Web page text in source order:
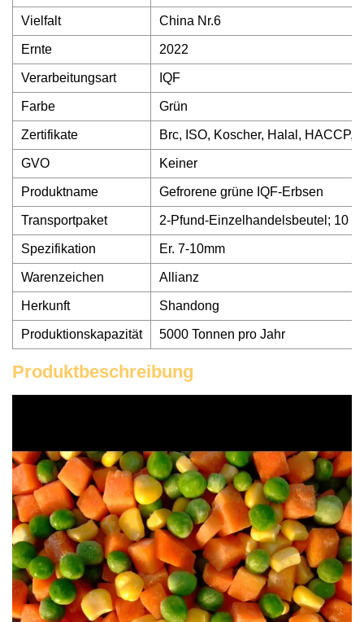
Vielfalt China Nr.6
Ernte 2022
Verarbeitungsart IQF
Farbe Grün
Zertifikate Brc, ISO, Koscher, Halal, HACCP,
GVO Keiner
Produktname Gefrorene grüne IQF-Erbsen
Transportpaket 2-Pfund-Einzelhandelsbeutel; 10
Spezifikation Er. 7-10mm
Warenzeichen Allianz
Herkunft Shandong
Produktionskapazität 5000 Tonnen pro Jahr
Produktbeschreibung